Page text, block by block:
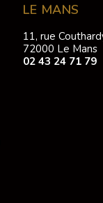
LE MANS
11, rue
72000 Le Mans
02 43 24 71 79